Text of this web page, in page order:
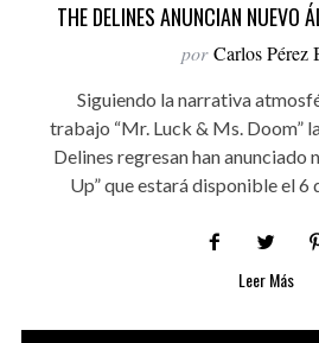
THE DELINES ANUNCIAN NUEVO
por Carlos Pérez
Siguiendo la narrativa
trabajo “Mr. Luck & Ms. Doom”
Delines regresan han anunciado
Up” que estará disponible el 6
Leer Más